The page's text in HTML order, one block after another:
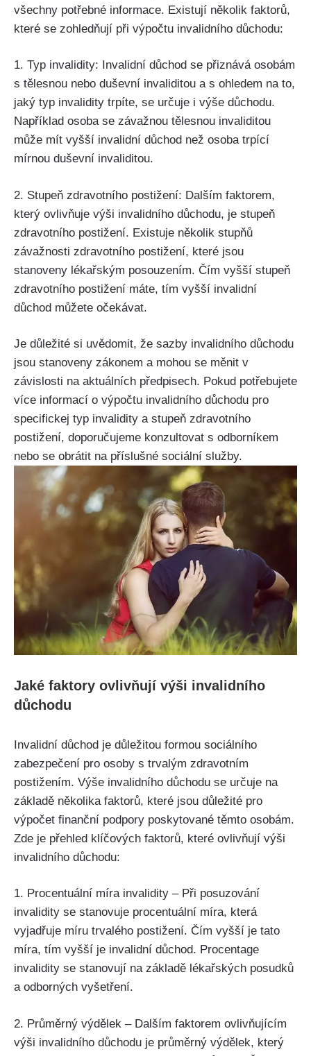
všechny potřebné informace. Existují několik faktorů,
které se zohledňují při výpočtu invalidního důchodu:
1. Typ invalidity: Invalidní důchod se přiznává osobám
s tělesnou nebo duševní invaliditou a s ohledem na to,
jaký typ invalidity trpíte, se určuje i výše důchodu.
Například osoba se závažnou tělesnou invaliditou
může mít vyšší invalidní důchod než osoba trpící
mírnou duševní invaliditou.
2. Stupeň zdravotního postižení: Dalším faktorem,
který ovlivňuje výši invalidního důchodu, je stupeň
zdravotního postižení. Existuje několik stupňů
závažnosti zdravotního postižení, které jsou
stanoveny lékařským posouzením. Čím vyšší stupeň
zdravotního postižení máte, tím vyšší invalidní
důchod můžete očekávat.
Je důležité si uvědomit, že sazby invalidního důchodu
jsou stanoveny zákonem a mohou se měnit v
závislosti na aktuálních předpisech. Pokud potřebujete
více informací o výpočtu invalidního důchodu pro
specifickej typ invalidity a stupeň zdravotního
postižení, doporučujeme konzultovat s odborníkem
nebo se obrátit na příslušné sociální služby.
Jaké faktory ovlivňují výši invalidního
důchodu
Invalidní důchod je důležitou formou sociálního
zabezpečení pro osoby s trvalým zdravotním
postižením. Výše invalidního důchodu se určuje na
základě několika faktorů, které jsou důležité pro
výpočet finanční podpory poskytované těmto osobám.
Zde je přehled klíčových faktorů, které ovlivňují výši
invalidního důchodu:
1. Procentuální míra invalidity – Při posuzování
invalidity se stanovuje procentuální míra, která
vyjadřuje míru trvalého postižení. Čím vyšší je tato
míra, tím vyšší je invalidní důchod. Procentage
invalidity se stanovují na základě lékařských posudků
a odborných vyšetření.
2. Průměrný výdělek – Dalším faktorem ovlivňujícím
výši invalidního důchodu je průměrný výdělek, který